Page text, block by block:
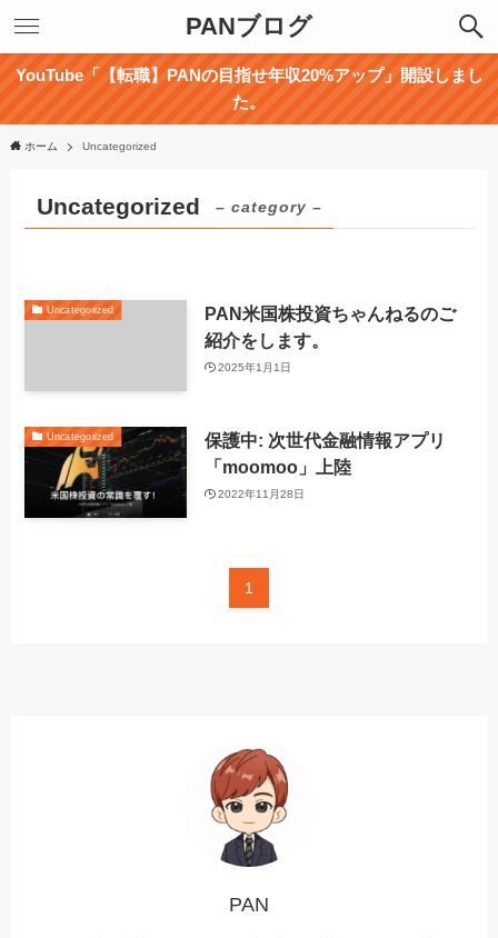
PANブログ
YouTube「【転職】PANの目指せ年収20%アップ」開設しまし
た。
ホーム Uncategorized
Uncategorized – category –
Uncategorized
PAN米国株投資ちゃんねるのご
紹介をします。
2025年1月1日
Uncategorized
保護中: 次世代金融情報アプリ
「moomoo」上陸
2022年11月28日
1
PAN